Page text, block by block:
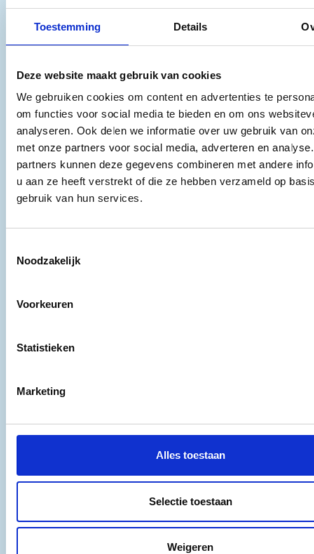
Toestemming Details
Deze website maakt gebruik van cookies
We gebruiken cookies om content en advertenties te
om functies voor social media te bieden en om ons
analyseren. Ook delen we informatie over uw gebruik van
met onze partners voor social media, adverteren en
partners kunnen deze gegevens combineren met andere
u aan ze heeft verstrekt of die ze hebben verzameld op
gebruik van hun services.
Noodzakelijk
Voorkeuren
Statistieken
Marketing
Alles toestaan
Selectie toestaan
Weigeren
Via een gepersonaliseerde zuil, een tablet of
visitekaartje kunnen jouw gasten eenvoudig
Hierdoor kunnen jouw medewerkers zich